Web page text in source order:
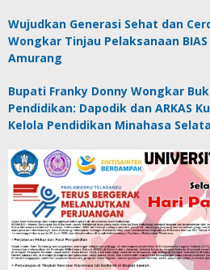
Wujudkan Generasi Sehat dan
Wongkar Tinjau Pelaksanaan BIAS
Amurang
Bupati Franky Donny Wongkar
Pendidikan: Dapodik dan ARKAS
Kelola Pendidikan Minahasa